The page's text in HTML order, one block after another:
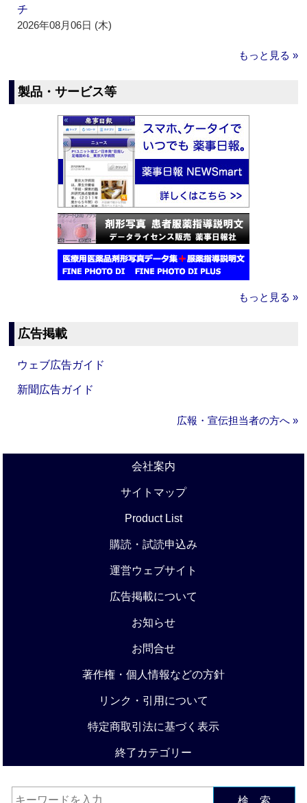
チ
2026年08月06日 (木)
もっと見る »
製品・サービス等
もっと見る »
広告掲載
ウェブ広告ガイド
新聞広告ガイド
広報・宣伝担当者の方へ »
会社案内
サイトマップ
Product List
購読・試読申込み
運営ウェブサイト
広告掲載について
お知らせ
お問合せ
著作権・個人情報などの方針
リンク・引用について
特定商取引法に基づく表示
終了カテゴリー